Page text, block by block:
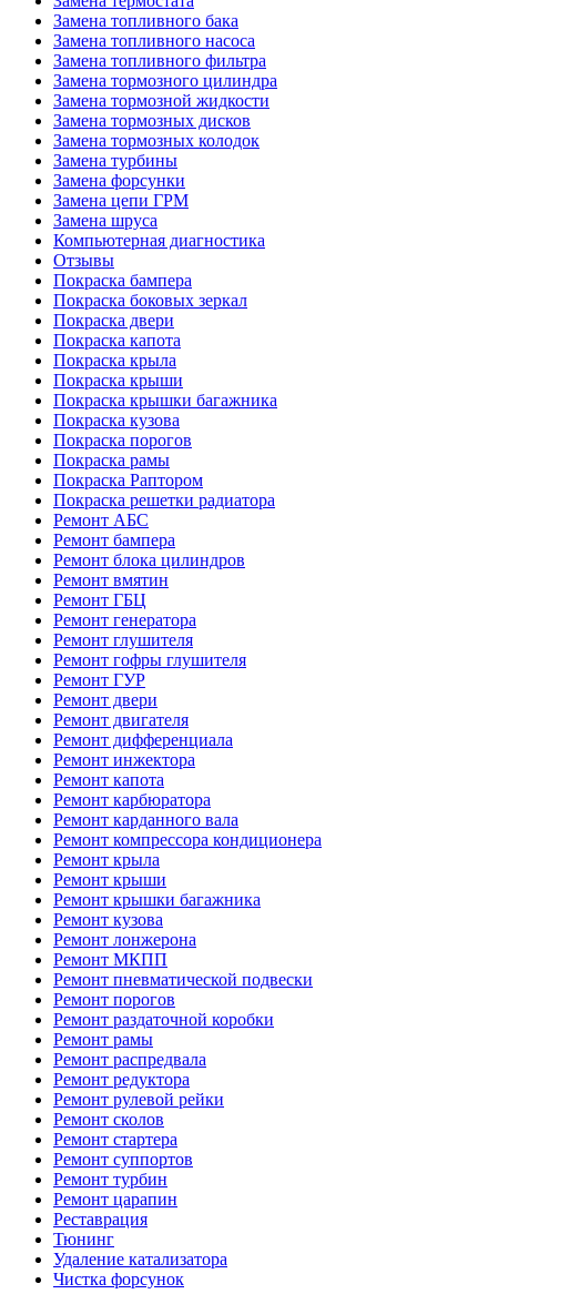
Замена топливного бака
Замена топливного насоса
Замена топливного фильтра
Замена тормозного цилиндра
Замена тормозной жидкости
Замена тормозных дисков
Замена тормозных колодок
Замена турбины
Замена форсунки
Замена цепи ГРМ
Замена шруса
Компьютерная диагностика
Отзывы
Покраска бампера
Покраска боковых зеркал
Покраска двери
Покраска капота
Покраска крыла
Покраска крыши
Покраска крышки багажника
Покраска кузова
Покраска порогов
Покраска рамы
Покраска Раптором
Покраска решетки радиатора
Ремонт АБС
Ремонт бампера
Ремонт блока цилиндров
Ремонт вмятин
Ремонт ГБЦ
Ремонт генератора
Ремонт глушителя
Ремонт гофры глушителя
Ремонт ГУР
Ремонт двери
Ремонт двигателя
Ремонт дифференциала
Ремонт инжектора
Ремонт капота
Ремонт карбюратора
Ремонт карданного вала
Ремонт компрессора кондиционера
Ремонт крыла
Ремонт крыши
Ремонт крышки багажника
Ремонт кузова
Ремонт лонжерона
Ремонт МКПП
Ремонт пневматической подвески
Ремонт порогов
Ремонт раздаточной коробки
Ремонт рамы
Ремонт распредвала
Ремонт редуктора
Ремонт рулевой рейки
Ремонт сколов
Ремонт стартера
Ремонт суппортов
Ремонт турбин
Ремонт царапин
Реставрация
Тюнинг
Удаление катализатора
Чистка форсунок